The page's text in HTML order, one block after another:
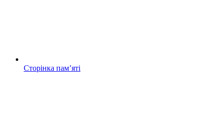
Сторінка памʼяті